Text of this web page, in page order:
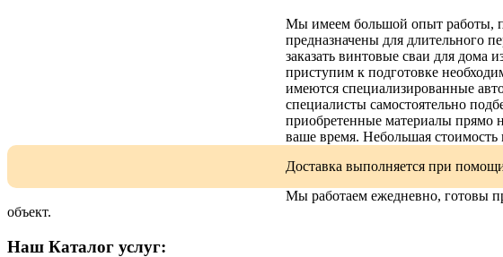
Мы имеем большой опыт работы,
предназначены для длительного
заказать винтовые сваи для
приступим к подготовке
имеются специализированные
специалисты самостоятельно
приобретенные материалы прямо
ваше время. Небольшая стоимость
Доставка выполняется при
Мы работаем ежедневно, готовы
объект.
Наш Каталог услуг: